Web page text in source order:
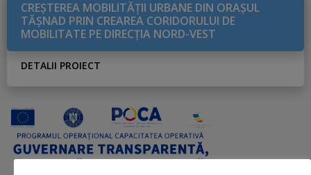
CREŞTEREA MOBILITĂŢII URBANE DIN ORAŞUL
TĂŞNAD PRIN CREAREA CORIDORULUI DE
MOBILITATE PE DIRECŢIA NORD-VEST
DETALII PROIECT